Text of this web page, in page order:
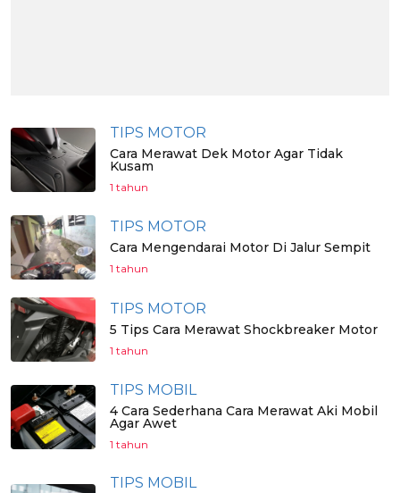
TIPS MOTOR
Cara Merawat Dek Motor Agar Tidak
Kusam
1 tahun
TIPS MOTOR
Cara Mengendarai Motor Di Jalur Sempit
1 tahun
TIPS MOTOR
5 Tips Cara Merawat Shockbreaker Motor
1 tahun
TIPS MOBIL
4 Cara Sederhana Cara Merawat Aki Mobil
Agar Awet
1 tahun
TIPS MOBIL